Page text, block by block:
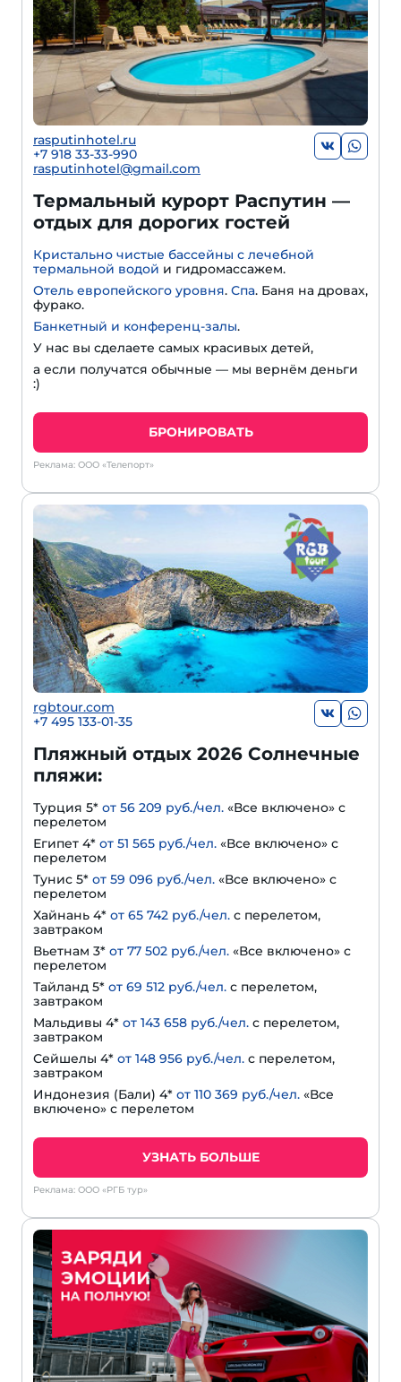
rasputinhotel.ru
+7 918 33-33-990
rasputinhotel@gmail.com
Термальный курорт Распутин —
отдых для дорогих гостей
Кристально чистые бассейны с лечебной
термальной водой и гидромассажем.
Отель европейского уровня. Спа. Баня на дровах,
фурако.
Банкетный и конференц-залы.
У нас вы сделаете самых красивых детей,
а если получатся обычные — мы вернём деньги
:)
БРОНИРОВАТЬ
Реклама: ООО «Телепорт»
rgbtour.com
+7 495 133-01-35
Пляжный отдых 2026 Солнечные
пляжи:
Турция 5* от 56 209 руб./чел. «Все включено» с
перелетом
Египет 4* от 51 565 руб./чел. «Все включено» с
перелетом
Тунис 5* от 59 096 руб./чел. «Все включено» с
перелетом
Хайнань 4* от 65 742 руб./чел. с перелетом,
завтраком
Вьетнам 3* от 77 502 руб./чел. «Все включено» с
перелетом
Тайланд 5* от 69 512 руб./чел. с перелетом,
завтраком
Мальдивы 4* от 143 658 руб./чел. с перелетом,
завтраком
Сейшелы 4* от 148 956 руб./чел. с перелетом,
завтраком
Индонезия (Бали) 4* от 110 369 руб./чел. «Все
включено» с перелетом
УЗНАТЬ БОЛЬШЕ
Реклама: ООО «РГБ тур»